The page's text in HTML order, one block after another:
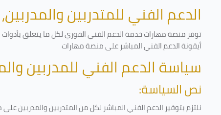
الدعم الفني للمتدربين
توفر منصة مهارات خدمة الدعم الفني الفوري لكل ما يتعلق
أيقونة الدعم الفني المباشر على منصة مهارات
سياسة الدعم الفني للمدربين
نص السياسة:
نلتزم بتوفير الدعم الفني المباشر لكل من المتدربين